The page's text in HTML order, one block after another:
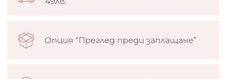
Опция “Преглед преди заплащане”